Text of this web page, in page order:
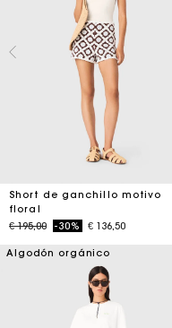
Short de ganchillo motivo
floral
Price reduced from
€ 195,00to-30% € 136,50
Algodón orgánico